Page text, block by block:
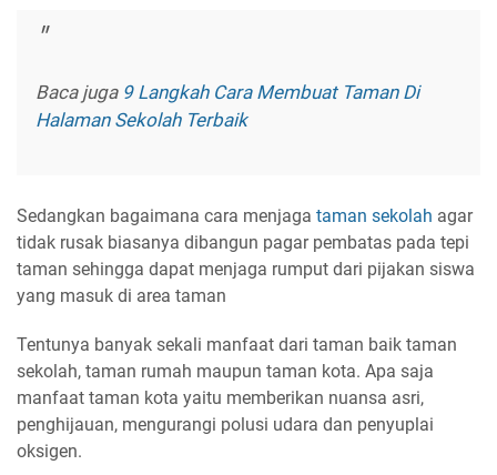
Baca juga 9 Langkah Cara Membuat Taman Di
Halaman Sekolah Terbaik
Sedangkan bagaimana cara menjaga taman sekolah agar
tidak rusak biasanya dibangun pagar pembatas pada tepi
taman sehingga dapat menjaga rumput dari pijakan siswa
yang masuk di area taman
Tentunya banyak sekali manfaat dari taman baik taman
sekolah, taman rumah maupun taman kota. Apa saja
manfaat taman kota yaitu memberikan nuansa asri,
penghijauan, mengurangi polusi udara dan penyuplai
oksigen.